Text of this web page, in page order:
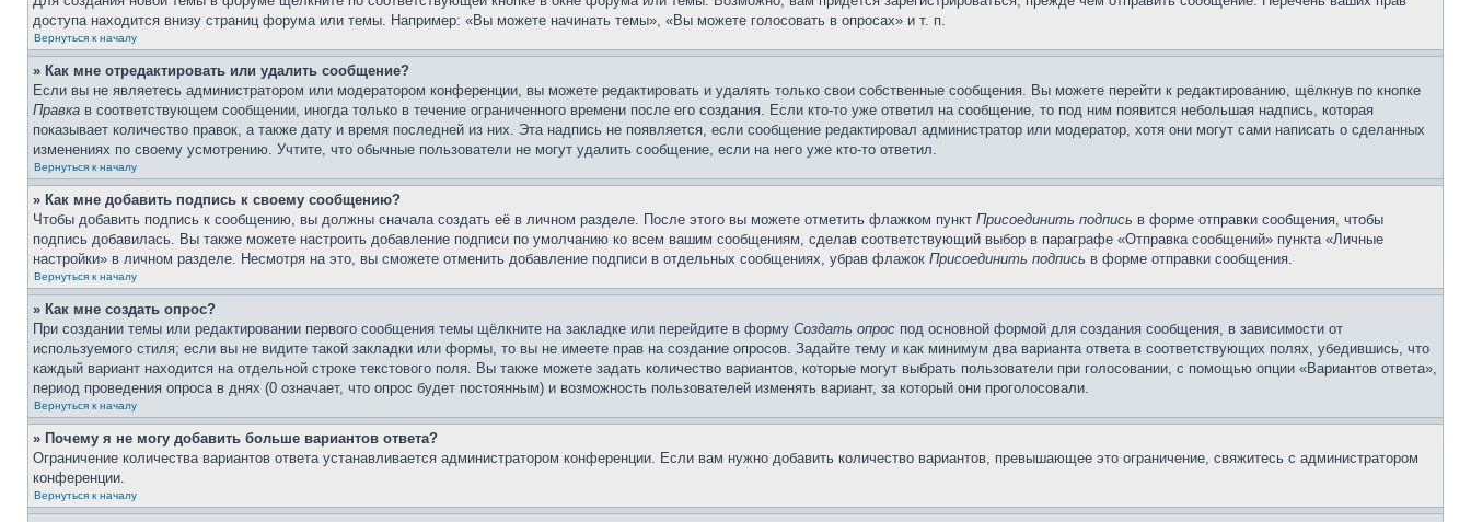
доступа находится внизу страниц форума или темы. Например: «Вы можете начинать темы», «Вы можете голосовать в опросах» и т. п.
Вернуться к началу
» Как мне отредактировать или удалить сообщение?
Если вы не являетесь администратором или модератором конференции, вы можете редактировать и удалять только свои собственные сообщения. Вы можете перейти к редактированию, щёлкнув по кнопке
Правка в соответствующем сообщении, иногда только в течение ограниченного времени после его создания. Если кто-то уже ответил на сообщение, то под ним появится небольшая надпись, которая
показывает количество правок, а также дату и время последней из них. Эта надпись не появляется, если сообщение редактировал администратор или модератор, хотя они могут сами написать о сделанных
изменениях по своему усмотрению. Учтите, что обычные пользователи не могут удалить сообщение, если на него уже кто-то ответил.
Вернуться к началу
» Как мне добавить подпись к своему сообщению?
Чтобы добавить подпись к сообщению, вы должны сначала создать её в личном разделе. После этого вы можете отметить флажком пункт Присоединить подпись в форме отправки сообщения, чтобы
подпись добавилась. Вы также можете настроить добавление подписи по умолчанию ко всем вашим сообщениям, сделав соответствующий выбор в параграфе «Отправка сообщений» пункта «Личные
настройки» в личном разделе. Несмотря на это, вы сможете отменить добавление подписи в отдельных сообщениях, убрав флажок Присоединить подпись в форме отправки сообщения.
Вернуться к началу
» Как мне создать опрос?
При создании темы или редактировании первого сообщения темы щёлкните на закладке или перейдите в форму Создать опрос под основной формой для создания сообщения, в зависимости от
используемого стиля; если вы не видите такой закладки или формы, то вы не имеете прав на создание опросов. Задайте тему и как минимум два варианта ответа в соответствующих полях, убедившись, что
каждый вариант находится на отдельной строке текстового поля. Вы также можете задать количество вариантов, которые могут выбрать пользователи при голосовании, с помощью опции «Вариантов ответа»,
период проведения опроса в днях (0 означает, что опрос будет постоянным) и возможность пользователей изменять вариант, за который они проголосовали.
Вернуться к началу
» Почему я не могу добавить больше вариантов ответа?
Ограничение количества вариантов ответа устанавливается администратором конференции. Если вам нужно добавить количество вариантов, превышающее это ограничение, свяжитесь с администратором
конференции.
Вернуться к началу